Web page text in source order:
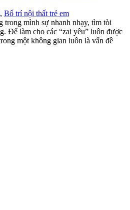
, Bố trí nội thất trẻ em
trong mình sự nhanh nhạy, tìm tòi
Để làm cho các “zai yêu” luôn được
một không gian luôn là vấn đề